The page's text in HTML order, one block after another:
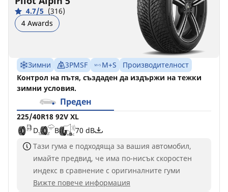
4.7/5 (316)
4 Awards
Зимни 3PMSF M+S
Производителност
Контрол на пътя, създаден да издържи на тежки
зимни условия.
Преден
225/40R18 92V XL
D
B
70 dB
Тази гума е подходяща за вашия автомобил,
имайте предвид, че има по-нисък скоростен
индекс в сравнение с оригиналните гуми
Вижте повече информация